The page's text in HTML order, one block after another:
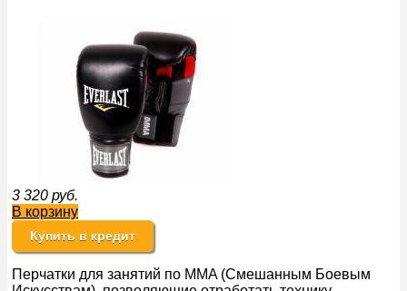
3 320 руб.
В корзину
Купить в кредит
Перчатки для занятий по MMA (Смешанным Боевым